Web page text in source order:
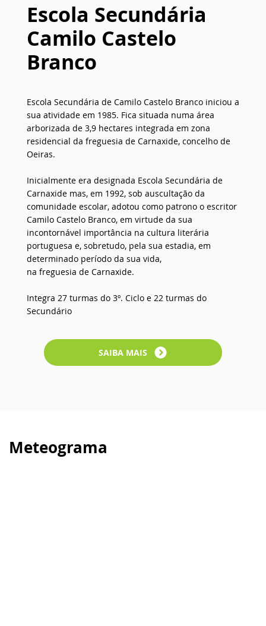
Escola Secundária
Camilo Castelo
Branco
Escola Secundária de Camilo Castelo Branco iniciou a
sua atividade em 1985. Fica situada numa área
arborizada de 3,9 hectares integrada em zona
residencial da freguesia de Carnaxide, concelho de
Oeiras.
Inicialmente era designada Escola Secundária de
Carnaxide mas, em 1992, sob auscultação da
comunidade escolar, adotou como patrono o escritor
Camilo Castelo Branco, em virtude da sua
incontornável importância na cultura literária
portuguesa e, sobretudo, pela sua estadia, em
determinado período da sua vida,
na freguesia de Carnaxide.
Integra 27 turmas do 3º. Ciclo e 22 turmas do
Secundário
SAIBA MAIS
Meteograma